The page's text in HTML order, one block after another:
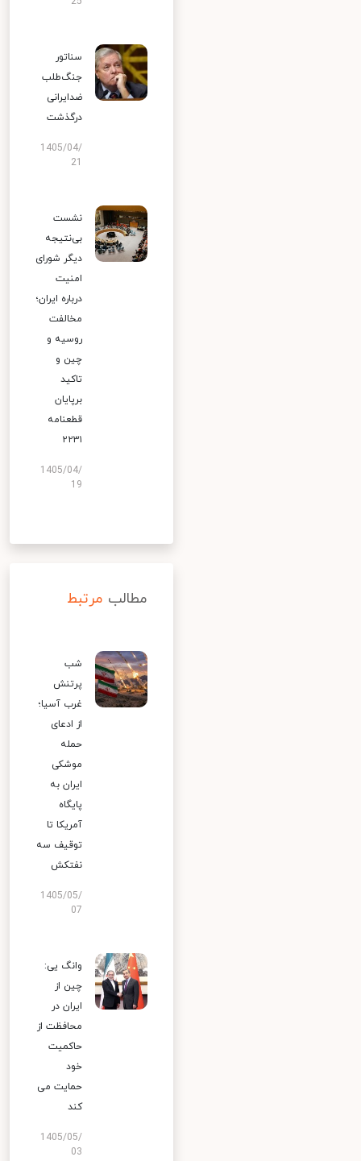
سناتور
جنگ‌طلب
ضدایرانی
درگذشت
1405/04/
نشست
بی‌نتیجه
دیگر شورای
امنیت
درباره ایران؛
مخالفت
روسیه و
چین و
تاکید
برپایان
قطعنامه
۲۲۳۱
1405/04/
19
مطالب مرتبط
شب
پرتنش
غرب آسیا؛
از ادعای
حمله
موشکی
ایران به
پایگاه
آمریکا تا
توقیف سه
نفتکش
1405/05/
07
وانگ یی:
چین از
ایران در
محافظت از
حاکمیت
خود
حمایت می
کند
1405/05/
03